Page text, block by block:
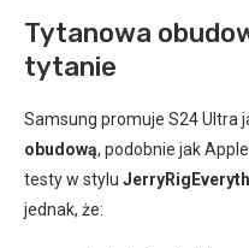
Tytanowa
tytanie
Samsung promuje S24 Ultra
obudową, podobnie jak
testy w stylu
jednak, że: